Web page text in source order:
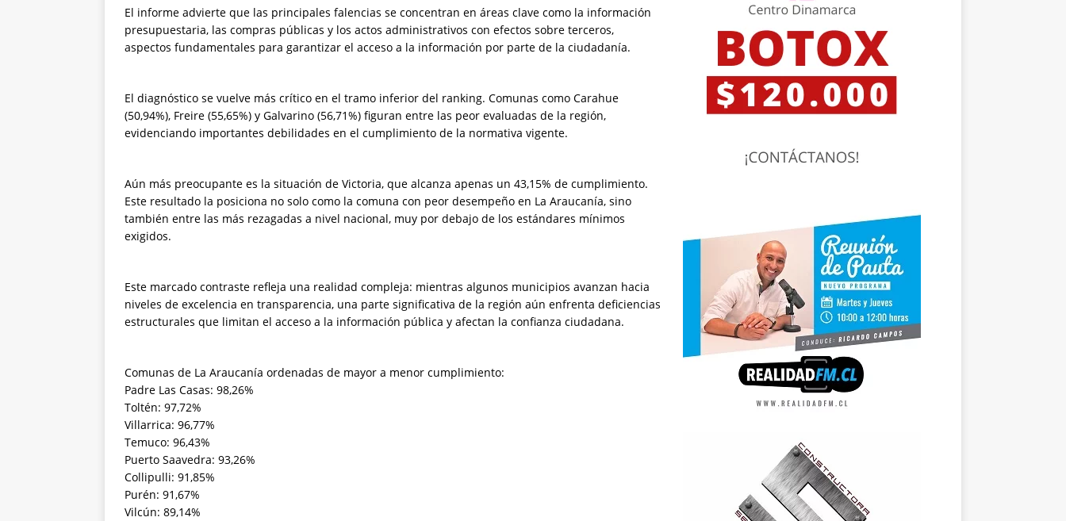
El informe advierte que las principales falencias se concentran en áreas clave como la información
presupuestaria, las compras públicas y los actos administrativos con efectos sobre terceros,
aspectos fundamentales para garantizar el acceso a la información por parte de la ciudadanía.
El diagnóstico se vuelve más crítico en el tramo inferior del ranking. Comunas como Carahue
(50,94%), Freire (55,65%) y Galvarino (56,71%) figuran entre las peor evaluadas de la región,
evidenciando importantes debilidades en el cumplimiento de la normativa vigente.
Aún más preocupante es la situación de Victoria, que alcanza apenas un 43,15% de cumplimiento.
Este resultado la posiciona no solo como la comuna con peor desempeño en La Araucanía, sino
también entre las más rezagadas a nivel nacional, muy por debajo de los estándares mínimos
exigidos.
Este marcado contraste refleja una realidad compleja: mientras algunos municipios avanzan hacia
niveles de excelencia en transparencia, una parte significativa de la región aún enfrenta deficiencias
estructurales que limitan el acceso a la información pública y afectan la confianza ciudadana.
Comunas de La Araucanía ordenadas de mayor a menor cumplimiento:
Padre Las Casas: 98,26%
Toltén: 97,72%
Villarrica: 96,77%
Temuco: 96,43%
Puerto Saavedra: 93,26%
Collipulli: 91,85%
Purén: 91,67%
Vilcún: 89,14%